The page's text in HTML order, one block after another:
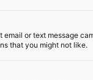
or text message
that you might not like.